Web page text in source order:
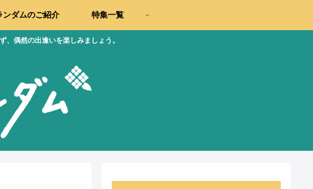
、偶然の出逢いを楽しみましょう。
ンダムのご紹介 特集一覧